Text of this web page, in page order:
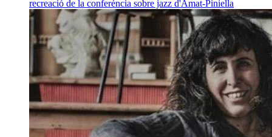
recreació de la conferència sobre jazz d'Amat-Piniella